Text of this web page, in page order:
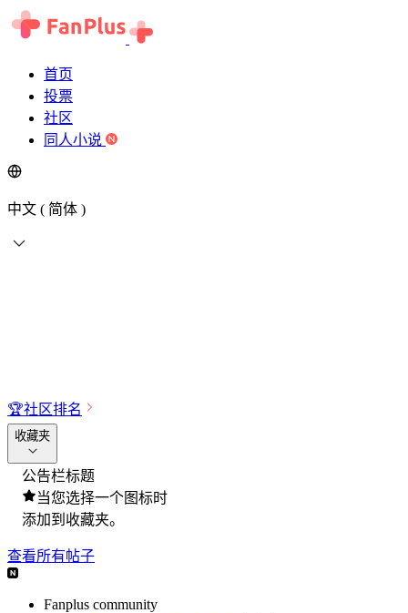
首页
投票
社区
同人小说
中文 ( 简体 )
🏆社区排名
收藏夹
公告栏标题
当您选择一个图标时
添加到收藏夹。
查看所有帖子
Fanplus community